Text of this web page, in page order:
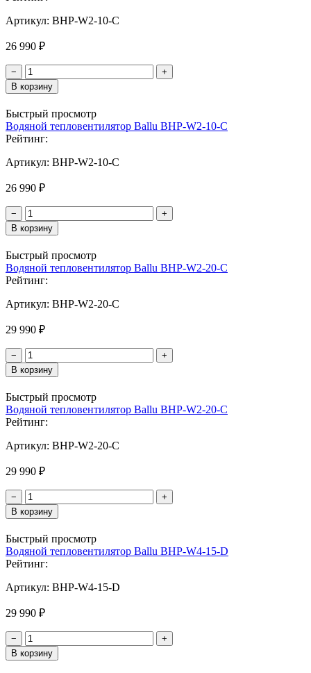
Артикул: BHP-W2-10-С
26 990 ₽
−
+
В корзину
Быстрый просмотр
Водяной тепловентилятор Ballu BHP-W2-10-C
Рейтинг:
Артикул: BHP-W2-10-C
26 990 ₽
−
+
В корзину
Быстрый просмотр
Водяной тепловентилятор Ballu BHP-W2-20-С
Рейтинг:
Артикул: BHP-W2-20-С
29 990 ₽
−
+
В корзину
Быстрый просмотр
Водяной тепловентилятор Ballu BHP-W2-20-C
Рейтинг:
Артикул: BHP-W2-20-C
29 990 ₽
−
+
В корзину
Быстрый просмотр
Водяной тепловентилятор Ballu BHP-W4-15-D
Рейтинг:
Артикул: BHP-W4-15-D
29 990 ₽
−
+
В корзину